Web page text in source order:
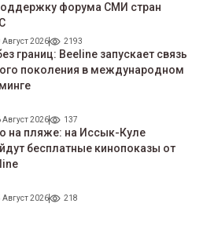
форума СМИ стран
Август 2026 2193
границ: Beeline запускает связь
поколения в международном
Август 2026 137
на пляже: на Иссык-Куле
беcплатные кинопоказы от
Август 2026 218